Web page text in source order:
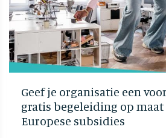
Geef je organisatie een
gratis begeleiding op
Europese subsidies